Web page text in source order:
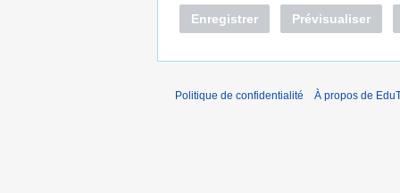
Enregistrer Prévisualiser
Politique de confidentialité À propos de